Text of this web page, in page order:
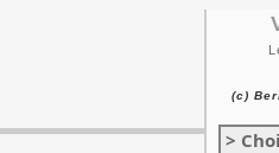
(c)
>